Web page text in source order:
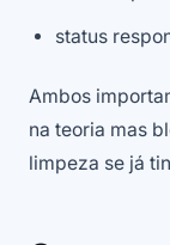
status
Ambos
na teoria mas
limpeza se já